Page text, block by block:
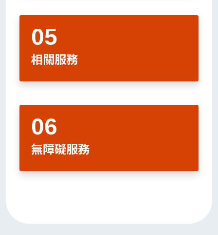
相關服務
無障礙服務